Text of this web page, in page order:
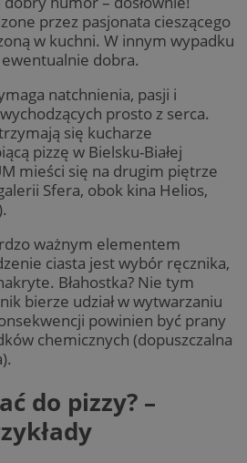
przez pasjonata cieszącego
w kuchni. W innym wypadku
dobra.
natchnienia, pasji i
prosto z serca.
się kucharze
pizzę w Bielsku-Białej
mieści się na drugim piętrze
Sfera, obok kina Helios,
ważnym elementem
ciasta jest wybór ręcznika,
Błahostka? Nie tym
bierze udział w wytwarzaniu
powinien być prany
chemicznych (dopuszczalna
do pizzy? –